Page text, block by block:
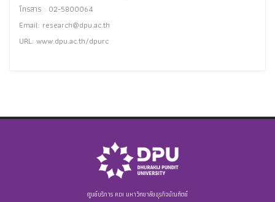
โทรสาร : 02-5800064
Email: research@dpu.ac.th
URL: www.dpu.ac.th/dpurc
ศูนย์บริการ RDI มหาวิทยาลัยธุรกิจบัณฑิตย์